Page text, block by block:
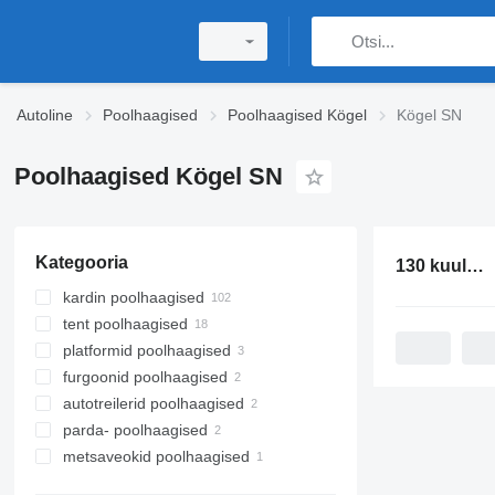
Autoline Poolhaagised Poolhaagised Kögel Kögel SN
Poolhaagised Kögel SN
Kategooria
kardin poolhaagised
tent poolhaagised
platformid poolhaagised
furgoonid poolhaagised
autotreilerid poolhaagised
parda- poolhaagised
metsaveokid poolhaagised
130 kuulutust: